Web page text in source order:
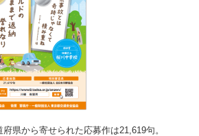
県から寄せられた応募作は21,619句。